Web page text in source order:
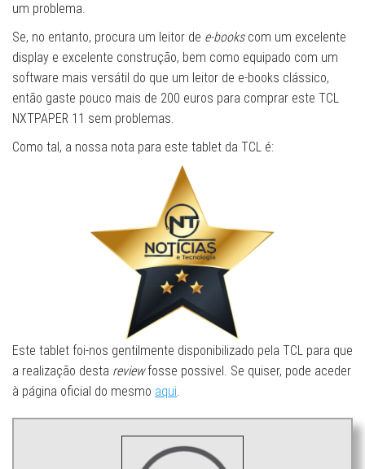
um problema.
Se, no entanto, procura um leitor de e-bookscom um excelente
display e excelente construção, bem como equipado com um
software mais versátil do que um leitor de e-books clássico,
então gaste pouco mais de 200 euros para comprar este TCL
NXTPAPER 11 sem problemas.
Como tal, a nossa nota para este tablet da TCL é:
Este tablet foi-nos gentilmente disponibilizado pela TCL para que
a realização desta reviewfosse possivel. Se quiser, pode aceder
à página oficial do mesmo aqui.